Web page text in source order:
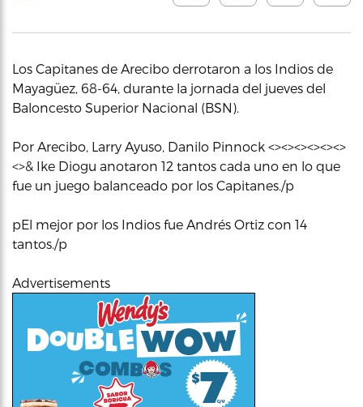
Los Capitanes de Arecibo derrotaron a los Indios de
Mayagüez, 68-64, durante la jornada del jueves del
Baloncesto Superior Nacional (BSN).
Por Arecibo, Larry Ayuso, Danilo Pinnock <><><><><><>
<>& Ike Diogu anotaron 12 tantos cada uno en lo que
fue un juego balanceado por los Capitanes./p
pEl mejor por los Indios fue Andrés Ortiz con 14
tantos./p
Advertisements